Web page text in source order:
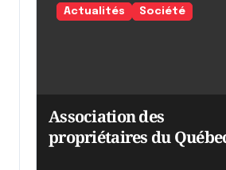
Actualités Société
Association des
propriétaires du